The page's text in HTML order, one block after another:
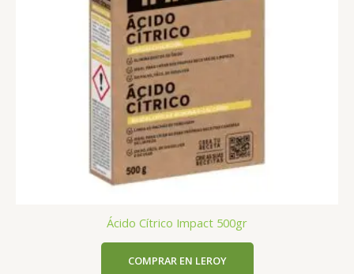
Ácido Cítrico Impact 500gr
COMPRAR EN LEROY